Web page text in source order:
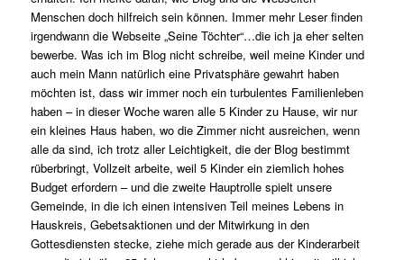
Menschen doch hilfreich sein können. Immer mehr Leser finden
irgendwann die Webseite „Seine Töchter“…die ich ja eher selten
bewerbe. Was ich im Blog nicht schreibe, weil meine Kinder und
auch mein Mann natürlich eine Privatsphäre gewahrt haben
möchten ist, dass wir immer noch ein turbulentes Familienleben
haben – in dieser Woche waren alle 5 Kinder zu Hause, wir nur
ein kleines Haus haben, wo die Zimmer nicht ausreichen, wenn
alle da sind, ich trotz aller Leichtigkeit, die der Blog bestimmt
rüberbringt, Vollzeit arbeite, weil 5 Kinder ein ziemlich hohes
Budget erfordern – und die zweite Hauptrolle spielt unsere
Gemeinde, in die ich einen intensiven Teil meines Lebens in
Hauskreis, Gebetsaktionen und der Mitwirkung in den
Gottesdiensten stecke, ziehe mich gerade aus der Kinderarbeit